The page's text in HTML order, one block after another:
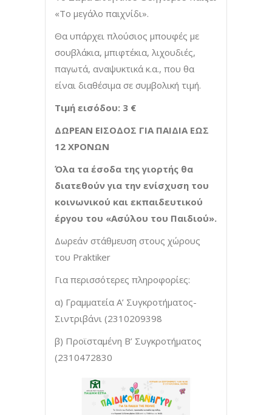
«Το μεγάλο παιχνίδι».
Θα υπάρχει πλούσιος μπουφές με
σουβλάκια, μπιφτέκια, λιχουδιές,
παγωτά, αναψυκτικά κ.α., που θα
είναι διαθέσιμα σε συμβολική τιμή.
Τιμή εισόδου: 3 €
ΔΩΡΕΑΝ ΕΙΣΟΔΟΣ ΓΙΑ ΠΑΙΔΙΑ ΕΩΣ
12 ΧΡΟΝΩΝ
Όλα τα έσοδα της γιορτής θα
διατεθούν για την ενίσχυση του
κοινωνικού και εκπαιδευτικού
έργου του «Ασύλου του Παιδιού».
Δωρεάν στάθμευση στους χώρους
του Praktiker
Για περισσότερες πληροφορίες:
α) Γραμματεία Α’ Συγκροτήματος-
Σιντριβάνι (2310209398
β) Προϊσταμένη Β’ Συγκροτήματος
(2310472830